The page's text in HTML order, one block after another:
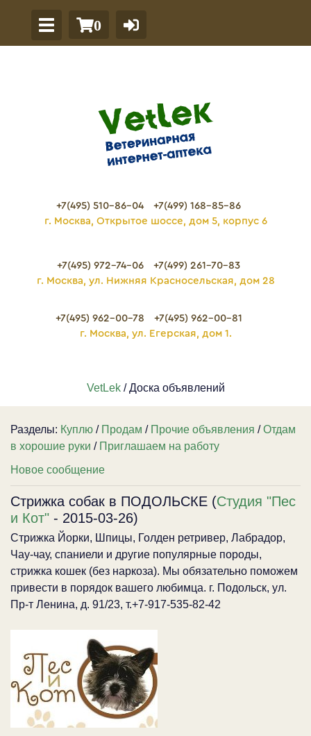
0
+7(495) 510-86-04
+7(499) 168-85-86
г. Москва, Открытое шоссе, дом 5, корпус 6
+7(495) 972-74-06
+7(499) 261-70-83
г. Москва, ул. Нижняя Красносельская, дом 28
+7(495) 962-00-78
+7(495) 962-00-81
г. Москва, ул. Егерская, дом 1.
VetLek/ Доска объявлений
Разделы: Куплю / Продам / Прочие объявления /Отдам
в хорошие руки / Приглашаем на работу
Новое сообщение
Стрижка собак в ПОДОЛЬСКЕ (Студия "Пес
и Кот" - 2015-03-26)
Стрижка Йорки, Шпицы, Голден ретривер, Лабрадор,
Чау-чау, спаниели и другие популярные породы,
стрижка кошек (без наркоза). Мы обязательно поможем
привести в порядок вашего любимца. г. Подольск, ул.
Пр-т Ленина, д. 91/23, т.+7-917-535-82-42